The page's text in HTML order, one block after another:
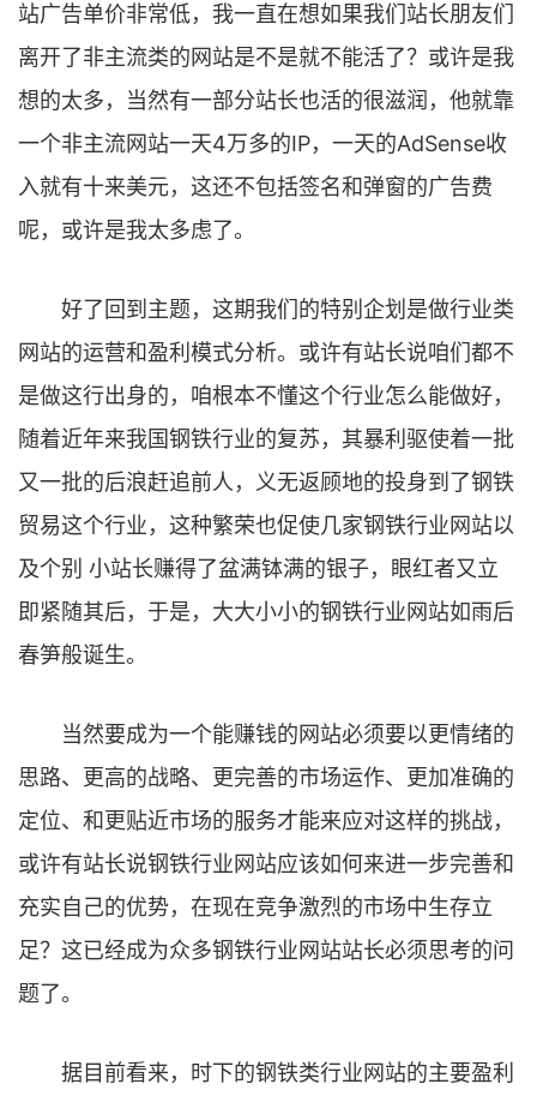
站广告单价非常低，我一直在想如果我们站长朋友们
离开了非主流类的网站是不是就不能活了？或许是我
想的太多，当然有一部分站长也活的很滋润，他就靠
一个非主流网站一天4万多的IP，一天的AdSense收
入就有十来美元，这还不包括签名和弹窗的广告费
呢，或许是我太多虑了。
好了回到主题，这期我们的特别企划是做行业类
网站的运营和盈利模式分析。或许有站长说咱们都不
是做这行出身的，咱根本不懂这个行业怎么能做好，
随着近年来我国钢铁行业的复苏，其暴利驱使着一批
又一批的后浪赶追前人，义无返顾地的投身到了钢铁
贸易这个行业，这种繁荣也促使几家钢铁行业网站以
及个别 小站长赚得了盆满钵满的银子，眼红者又立
即紧随其后，于是，大大小小的钢铁行业网站如雨后
春笋般诞生。
当然要成为一个能赚钱的网站必须要以更情绪的
思路、更高的战略、更完善的市场运作、更加准确的
定位、和更贴近市场的服务才能来应对这样的挑战，
或许有站长说钢铁行业网站应该如何来进一步完善和
充实自己的优势，在现在竞争激烈的市场中生存立
足？这已经成为众多钢铁行业网站站长必须思考的问
题了。
据目前看来，时下的钢铁类行业网站的主要盈利